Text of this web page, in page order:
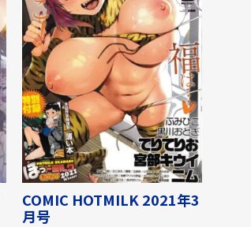
COMIC HOTMILK 2021年3
月号